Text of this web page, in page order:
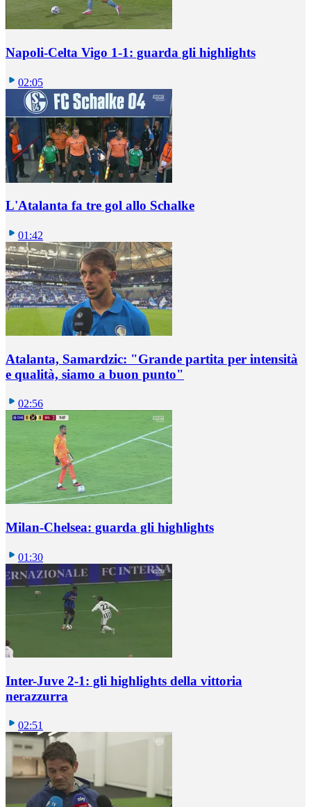
Napoli-Celta Vigo 1-1: guarda gli highlights
02:05
L'Atalanta fa tre gol allo Schalke
01:42
Atalanta, Samardzic: "Grande partita per intensità
e qualità, siamo a buon punto"
02:56
Milan-Chelsea: guarda gli highlights
01:30
Inter-Juve 2-1: gli highlights della vittoria
nerazzurra
02:51